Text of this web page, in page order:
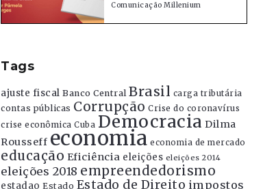
Comunicação Millenium
Tags
ajuste fiscal Banco Central Brasil carga tributária
contas públicas Corrupção Crise do coronavírus
crise econômica Cuba Democracia Dilma
Rousseff economia economia de mercado
educação Eficiência eleições eleições 2014
eleições 2018 empreendedorismo
estadao Estado Estado de Direito impostos